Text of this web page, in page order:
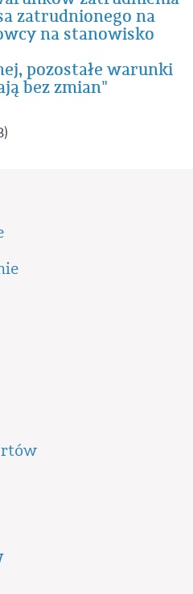
zatrudnionego na
na stanowisko
pozostałe warunki
bez zmian"